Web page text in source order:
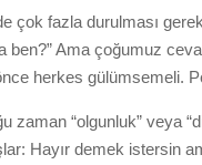
çok fazla durulması
Ama çoğumuz
herkes gülümsemeli.
zaman “olgunluk” veya
Hayır demek istersin